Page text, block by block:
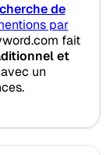
de
par
fait
et
un